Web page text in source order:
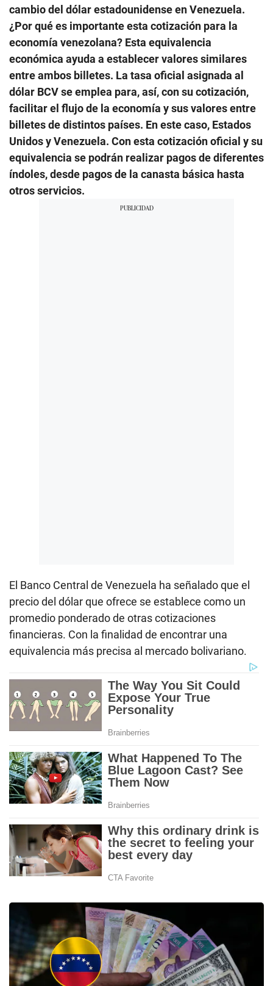
cambio del dólar estadounidense en Venezuela.
¿Por qué es importante esta cotización para la
economía venezolana? Esta equivalencia
económica ayuda a establecer valores similares
entre ambos billetes. La tasa oficial asignada al
dólar BCV se emplea para, así, con su cotización,
facilitar el flujo de la economía y sus valores entre
billetes de distintos países. En este caso, Estados
Unidos y Venezuela. Con esta cotización oficial y su
equivalencia se podrán realizar pagos de diferentes
índoles, desde pagos de la canasta básica hasta
otros servicios.
El Banco Central de Venezuela ha señalado que el
precio del dólar que ofrece se establece como un
promedio ponderado de otras cotizaciones
financieras. Con la finalidad de encontrar una
equivalencia más precisa al mercado bolivariano.